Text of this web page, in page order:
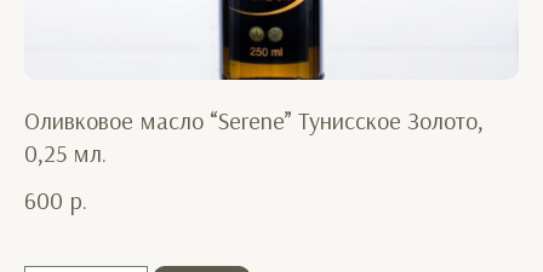
Оливковое масло “Serene” Тунисское Золото,
0,25 мл.
600 р.